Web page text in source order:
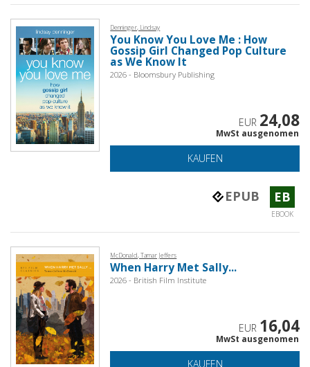
Denninger, Lindsay
You Know You Love Me : How
Gossip Girl Changed Pop Culture
as We Know It
2026 - Bloomsbury Publishing
EUR 24,08
MwSt ausgenomen
KAUFEN
EPUB EB
EBOOK
McDonald, Tamar Jeffers
When Harry Met Sally...
2026 - British Film Institute
EUR 16,04
MwSt ausgenomen
KAUFEN